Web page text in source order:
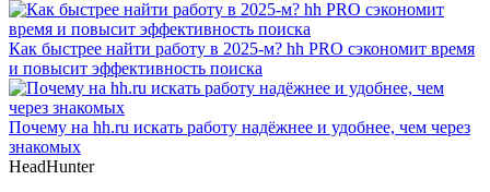
Как быстрее найти работу в 2025-м? hh PRO сэкономит время
и повысит эффективность поиска
Почему на hh.ru искать работу надёжнее и удобнее, чем через
знакомых
HeadHunter